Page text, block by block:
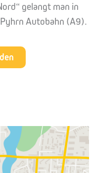
gelangt man in
Autobahn (A9).